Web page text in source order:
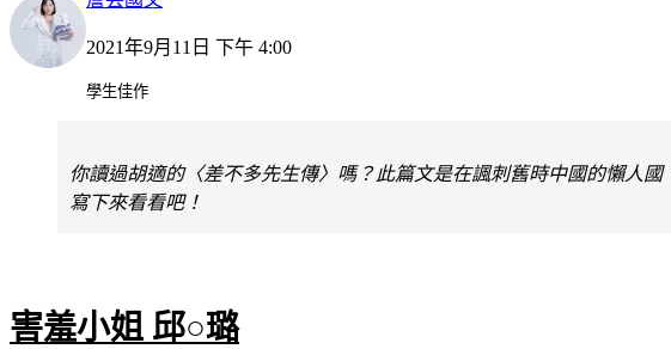
2021年9月11日 下午 4:00
學生佳作
你讀過胡適的〈差不多先生傳〉嗎？此篇文是在諷刺舊時中國的懶人
寫下來看看吧！
害羞小姐 邱○璐